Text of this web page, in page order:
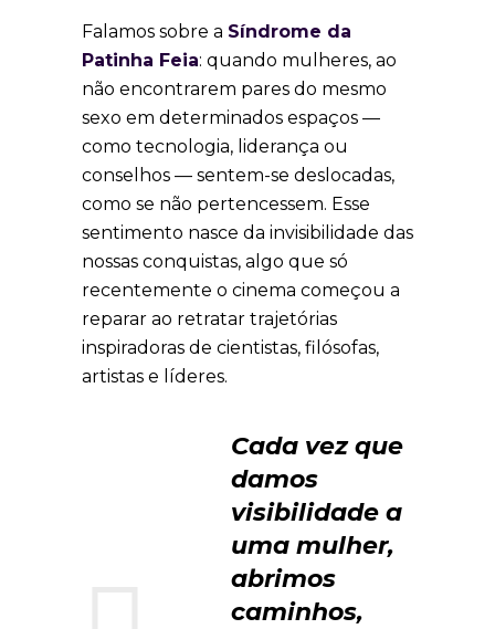
Falamos sobre a Síndrome da
Patinha Feia: quando mulheres, ao
não encontrarem pares do mesmo
sexo em determinados espaços —
como tecnologia, liderança ou
conselhos — sentem-se deslocadas,
como se não pertencessem. Esse
sentimento nasce da invisibilidade das
nossas conquistas, algo que só
recentemente o cinema começou a
reparar ao retratar trajetórias
inspiradoras de cientistas, filósofas,
artistas e líderes.
Cada vez que
damos
visibilidade a
uma mulher,
abrimos
caminhos,